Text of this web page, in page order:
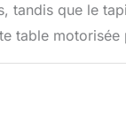
tandis que le
table